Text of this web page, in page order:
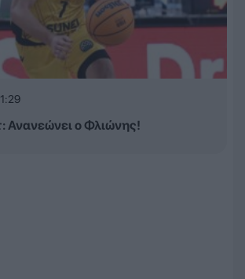
ο Φλιώνης!